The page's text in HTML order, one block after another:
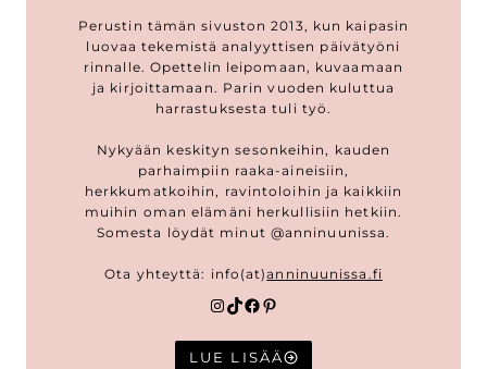
Perustin tämän sivuston 2013, kun kaipasin
luovaa tekemistä analyyttisen päivätyöni
rinnalle. Opettelin leipomaan, kuvaamaan
ja kirjoittamaan. Parin vuoden kuluttua
harrastuksesta tuli työ.
Nykyään keskityn sesonkeihin, kauden
parhaimpiin raaka-aineisiin,
herkkumatkoihin, ravintoloihin ja kaikkiin
muihin oman elämäni herkullisiin hetkiin.
Somesta löydät minut @anninuunissa.
Ota yhteyttä: info(at)anninuunissa.fi
Instagram
TikTok
Facebook
Pinterest
LUE LISÄÄ